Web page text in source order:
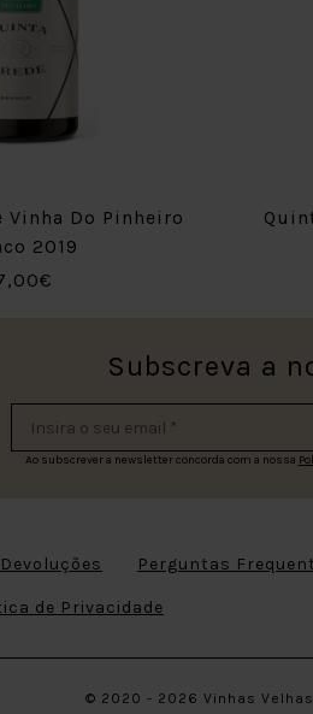
Vinha Do Pinheiro
2019
Subscreva a
Ao subscrever a newsletter concorda com a nossa
Perguntas
de Privacidade
© 2020 - 2026 Vinhas